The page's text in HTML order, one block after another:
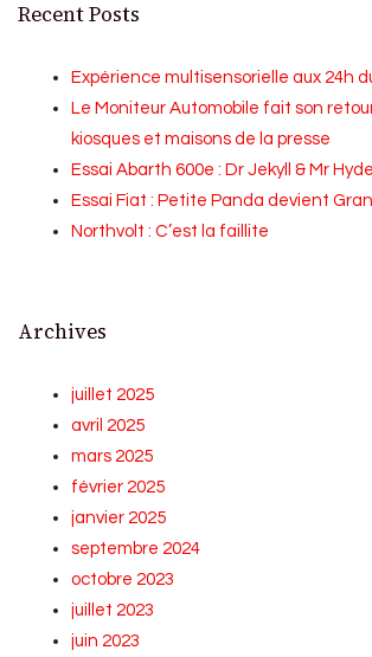
Recent Posts
Expérience multisensorielle aux 24h
Le Moniteur Automobile fait son
kiosques et maisons de la presse
Essai Abarth 600e : Dr Jekyll & Mr Hyde
Essai Fiat : Petite Panda devient
Northvolt : C’est la faillite
Archives
juillet 2025
avril 2025
mars 2025
février 2025
janvier 2025
septembre 2024
octobre 2023
juillet 2023
juin 2023